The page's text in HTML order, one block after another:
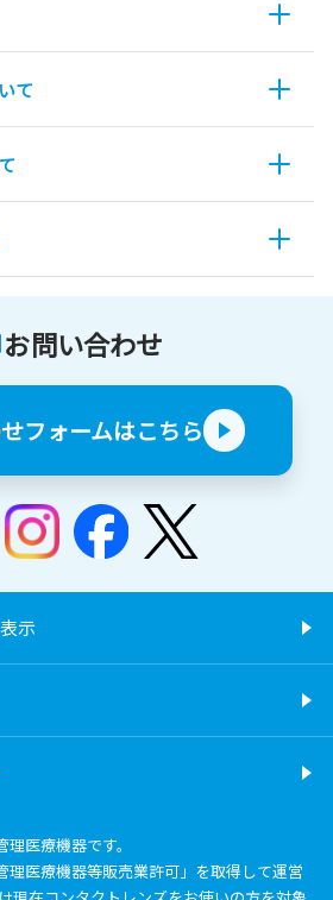
て
お問い合わせ
フォームはこちら
示
医療機器です。
理医療機器等販売業許可」を取得して運営